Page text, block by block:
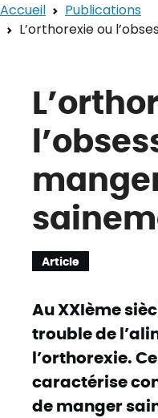
Accueil
Publications
L’orthorexie ou
Article
Au XXIème
trouble de
l’orthorexie.
caractérise
de manger